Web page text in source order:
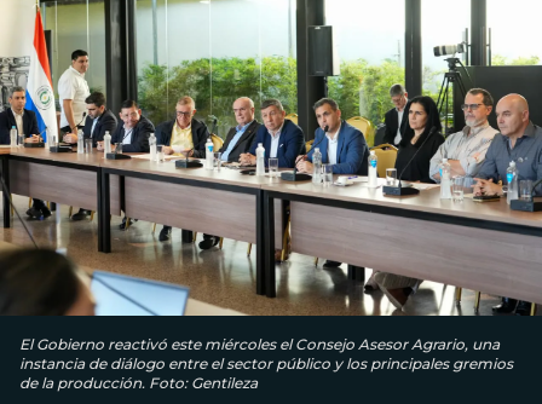
El Gobierno reactivó este miércoles el Consejo Asesor Agrario, una
instancia de diálogo entre el sector público y los principales gremios
de la producción. Foto: Gentileza